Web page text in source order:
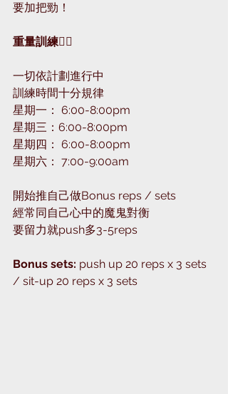
要加把勁！
重量訓練🏋🏻
一切依計劃進行中
訓練時間十分規律
星期一： 6:00-8:00pm
星期三：6:00-8:00pm
星期四： 6:00-8:00pm
星期六： 7:00-9:00am
開始推自己做Bonus reps / sets
經常同自己心中的魔鬼對衡
要留力就push多3-5reps
Bonus sets: push up 20 reps x 3 sets
/ sit-up 20 reps x 3 sets